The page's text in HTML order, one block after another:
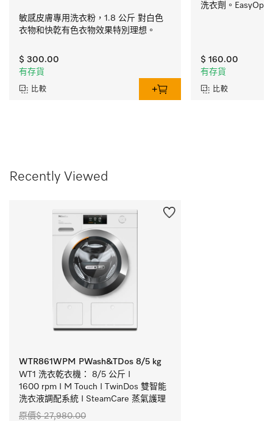
敏感皮膚專用洗衣粉，1.8 公斤 對白色
衣物和快亁有色衣物效果特別理想。
$ 300.00
有存貨
比較
洗衣劑。
$ 160.00
有存貨
比較
Recently Viewed
WTR861WPM PWash&TDos 8/5 kg
WT1 洗衣乾衣機： 8/5 公斤 I
1600 rpm I M Touch I TwinDos 雙智能
洗衣液調配系統 I SteamCare 蒸氣護理
原價$ 27,980.00